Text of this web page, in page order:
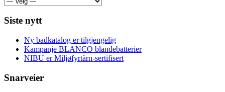
Siste nytt
Ny badkatalog er tilgjengelig
Kampanje BLANCO blandebatterier
NIBU er Miljøfyrtårn-sertifisert
Snarveier